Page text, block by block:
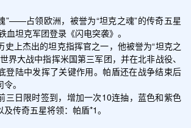
”——占领欧洲，被誉为“坦克之魂”的传奇五星
血坦克军团登录《闪电突袭》。
史上杰出的坦克指挥官之一，他被誉为“坦克之
界大战中指挥米国第三军团，并在北非战役、
登陆中发挥了关键作用。帕盾还在战争结束后
。
三日限时签到，增加一次10连抽，蓝色和紫色
传奇五星将领：帕盾*1。